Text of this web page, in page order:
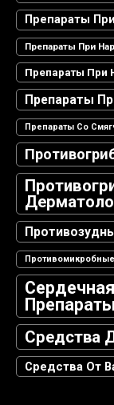
Препараты
Препараты При
Препараты При
Препараты
Препараты Со
Препараты
Средства
Средства От